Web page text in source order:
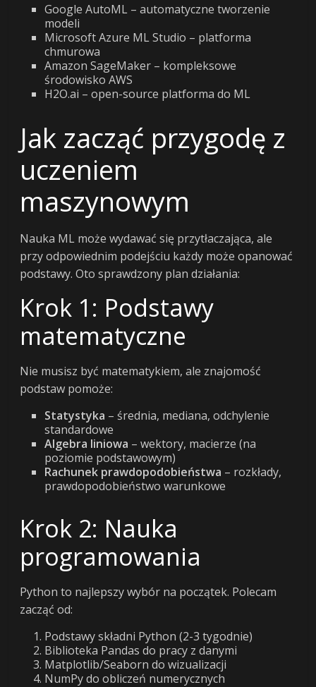
Google AutoML – automatyczne tworzenie
modeli
Microsoft Azure ML Studio – platforma
chmurowa
Amazon SageMaker – kompleksowe
środowisko AWS
H2O.ai – open-source platforma do ML
Jak zacząć przygodę z
uczeniem
maszynowym
Nauka ML może wydawać się przytłaczająca, ale
przy odpowiednim podejściu każdy może opanować
podstawy. Oto sprawdzony plan działania:
Krok 1: Podstawy
matematyczne
Nie musisz być matematykiem, ale znajomość
podstaw pomoże:
Statystyka – średnia, mediana, odchylenie
standardowe
Algebra liniowa – wektory, macierze (na
poziomie podstawowym)
Rachunek prawdopodobieństwa – rozkłady,
prawdopodobieństwo warunkowe
Krok 2: Nauka
programowania
Python to najlepszy wybór na początek. Polecam
zacząć od:
Podstawy składni Python (2-3 tygodnie)
Biblioteka Pandas do pracy z danymi
Matplotlib/Seaborn do wizualizacji
NumPy do obliczeń numerycznych